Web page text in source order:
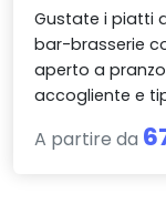
Gustate i piatti
bar-brasserie
aperto a
accogliente e
A partire da